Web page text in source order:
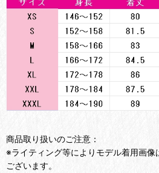
商品取り扱いのご注意：
※ライティング等によりモデル着用画
ございます。